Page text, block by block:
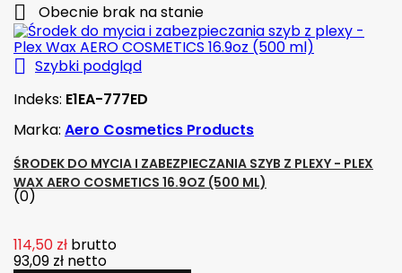
 Obecnie brak na stanie
 Szybki podgląd
Indeks: E1EA-777ED
Marka: Aero Cosmetics Products
ŚRODEK DO MYCIA I ZABEZPIECZANIA SZYB Z PLEXY - PLEX
WAX AERO COSMETICS 16.9OZ (500 ML)
(0)
114,50 zł brutto
93,09 zł netto